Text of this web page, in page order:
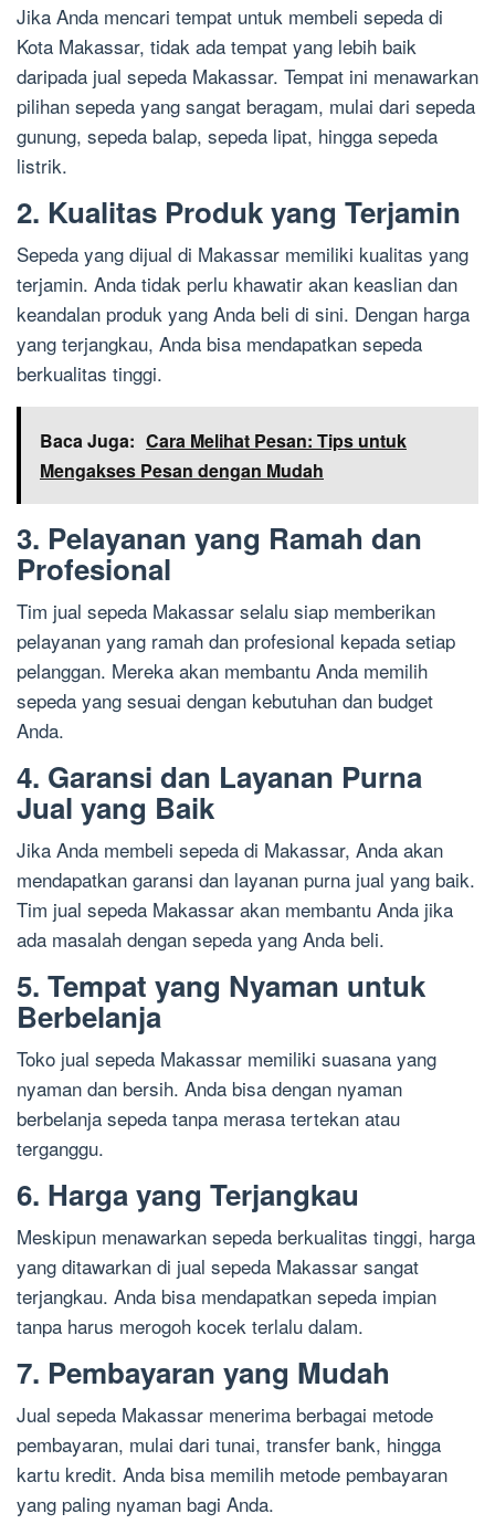
Jika Anda mencari tempat untuk membeli sepeda di
Kota Makassar, tidak ada tempat yang lebih baik
daripada jual sepeda Makassar. Tempat ini menawarkan
pilihan sepeda yang sangat beragam, mulai dari sepeda
gunung, sepeda balap, sepeda lipat, hingga sepeda
listrik.
2. Kualitas Produk yang Terjamin
Sepeda yang dijual di Makassar memiliki kualitas yang
terjamin. Anda tidak perlu khawatir akan keaslian dan
keandalan produk yang Anda beli di sini. Dengan harga
yang terjangkau, Anda bisa mendapatkan sepeda
berkualitas tinggi.
Baca Juga: Cara Melihat Pesan: Tips untuk
Mengakses Pesan dengan Mudah
3. Pelayanan yang Ramah dan
Profesional
Tim jual sepeda Makassar selalu siap memberikan
pelayanan yang ramah dan profesional kepada setiap
pelanggan. Mereka akan membantu Anda memilih
sepeda yang sesuai dengan kebutuhan dan budget
Anda.
4. Garansi dan Layanan Purna
Jual yang Baik
Jika Anda membeli sepeda di Makassar, Anda akan
mendapatkan garansi dan layanan purna jual yang baik.
Tim jual sepeda Makassar akan membantu Anda jika
ada masalah dengan sepeda yang Anda beli.
5. Tempat yang Nyaman untuk
Berbelanja
Toko jual sepeda Makassar memiliki suasana yang
nyaman dan bersih. Anda bisa dengan nyaman
berbelanja sepeda tanpa merasa tertekan atau
terganggu.
6. Harga yang Terjangkau
Meskipun menawarkan sepeda berkualitas tinggi, harga
yang ditawarkan di jual sepeda Makassar sangat
terjangkau. Anda bisa mendapatkan sepeda impian
tanpa harus merogoh kocek terlalu dalam.
7. Pembayaran yang Mudah
Jual sepeda Makassar menerima berbagai metode
pembayaran, mulai dari tunai, transfer bank, hingga
kartu kredit. Anda bisa memilih metode pembayaran
yang paling nyaman bagi Anda.